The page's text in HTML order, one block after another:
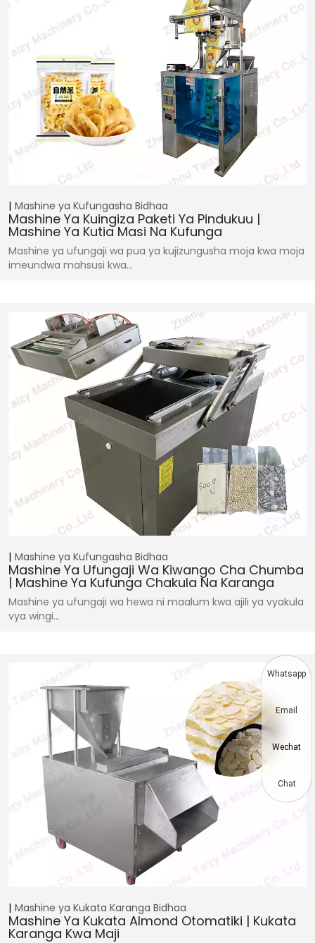
Mashine ya Kufungasha Bidhaa
Mashine Ya Kuingiza Paketi Ya Pindukuu |
Mashine Ya Kutia Masi Na Kufunga
Mashine ya ufungaji wa pua ya kujizungusha moja kwa moja
imeundwa mahsusi kwa…
Mashine ya Kufungasha Bidhaa
Mashine Ya Ufungaji Wa Kiwango Cha Chumba
| Mashine Ya Kufunga Chakula Na Karanga
Mashine ya ufungaji wa hewa ni maalum kwa ajili ya vyakula
vya wingi…
Mashine ya Kukata Karanga Bidhaa
Mashine Ya Kukata Almond Otomatiki | Kukata
Karanga Kwa Maji
Whatsapp
Email
Wechat
Chat